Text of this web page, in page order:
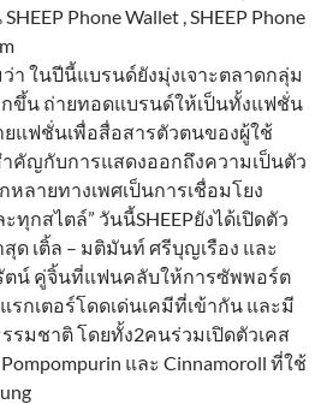
Phone Wallet , SHEEP Phone
า ในปีนี้แบรนด์ยังมุ่งเจาะตลาดกลุ่ม
กขึ้น ถ่ายทอดแบรนด์ให้เป็นทั้งแฟชั่น
แฟชั่นเพื่อสื่อสารตัวตนของผู้ใช้
ำคัญกับการแสดงออกถึงความเป็นตัว
หลายทางเพศเป็นการเชื่อมโยง
กสไตล์” วันนี้SHEEPยังได้เปิดตัว
ด เติ้ล – มติมันท์ ศรีบุญเรือง และ
รัตน์ คู่จิ้นที่แฟนคลับให้การซัพพอร์ต
กเตอร์โดดเด่นเคมีที่เข้ากัน และมี
รมชาติ โดยทั้ง2คนร่วมเปิดตัวเคส
และ Cinnamoroll ที่ใช้